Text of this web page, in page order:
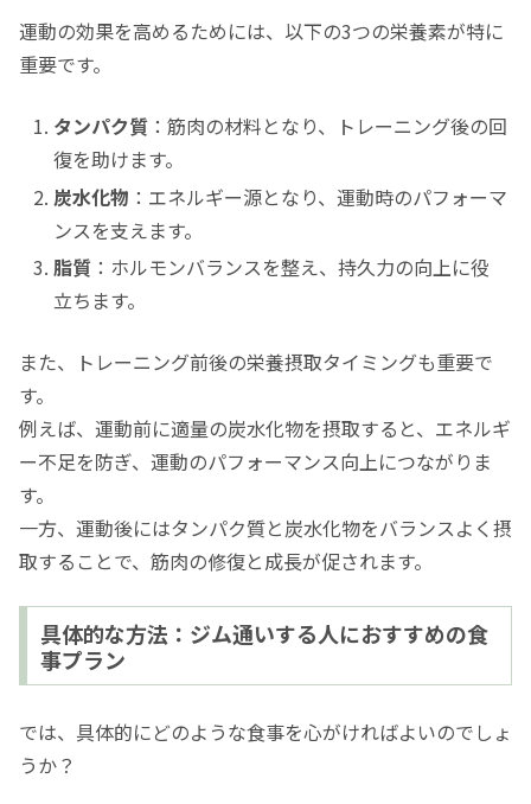
運動の効果を高めるためには、以下の3つの栄養素が特に
重要です。
タンパク質 ：筋肉の材料となり、トレーニング後の回
復を助けます。
炭水化物 ：エネルギー源となり、運動時のパフォーマ
ンスを支えます。
脂質 ：ホルモンバランスを整え、持久力の向上に役
立ちます。
また、トレーニング前後の栄養摂取タイミングも重要で
す。
例えば、運動前に適量の炭水化物を摂取すると、エネルギ
ー不足を防ぎ、運動のパフォーマンス向上につながりま
す。
一方、運動後にはタンパク質と炭水化物をバランスよく摂
取することで、筋肉の修復と成長が促されます。
具体的な方法：ジム通いする人におすすめの食
事プラン
では、具体的にどのような食事を心がければよいのでしょ
うか？